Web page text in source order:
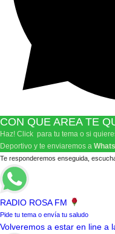
CON QUE AREA TE
Haz! Click para tu tema o si
Deportivo y te enviaremos a
Te responderemos enseguida,
RADIO ROSA FM
Pide tu tema o envía tu saludo
Volveremos a estar en line a